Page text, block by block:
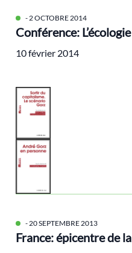
- 2 OCTOBRE 2014
Conférence:
10 février 2014
- 20 SEPTEMBRE 2013
France: épicentre de
Croissance
décroissance
Démocratie
Droit international
écofascisme
Ecologie politique
écologie populaire